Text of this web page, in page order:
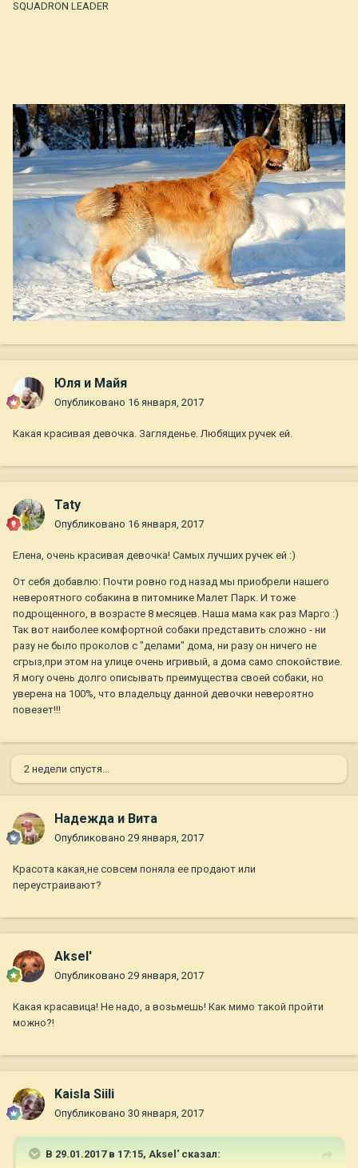
SQUADRON LEADER
Юля и Майя
Опубликовано 16 января, 2017
Какая красивая девочка. Загляденье. Любящих ручек ей.
Taty
Опубликовано 16 января, 2017
Елена, очень красивая девочка! Самых лучших ручек ей :)
От себя добавлю: Почти ровно год назад мы приобрели нашего
невероятного собакина в питомнике Малет Парк. И тоже
подрощенного, в возрасте 8 месяцев. Наша мама как раз Марго :)
Так вот наиболее комфортной собаки представить сложно - ни
разу не было проколов с "делами" дома, ни разу он ничего не
сгрыз,при этом на улице очень игривый, а дома само спокойствие.
Я могу очень долго описывать преимущества своей собаки, но
уверена на 100%, что владельцу данной девочки невероятно
повезет!!!
2 недели спустя...
Надежда и Вита
Опубликовано 29 января, 2017
Красота какая,не совсем поняла ее продают или
переустраивают?
Aksel'
Опубликовано 29 января, 2017
Какая красавица! Не надо, а возьмешь! Как мимо такой пройти
можно?!
Kaisla Siili
Опубликовано 30 января, 2017
В 29.01.2017 в 17:15, Aksel' сказал: